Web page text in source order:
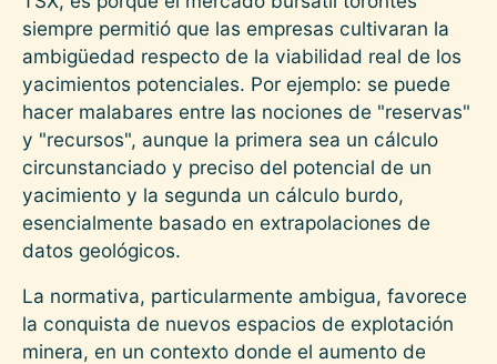
siempre permitió que las empresas cultivaran la
ambigüedad respecto de la viabilidad real de los
yacimientos potenciales. Por ejemplo: se puede
hacer malabares entre las nociones de "reservas"
y "recursos", aunque la primera sea un cálculo
circunstanciado y preciso del potencial de un
yacimiento y la segunda un cálculo burdo,
esencialmente basado en extrapolaciones de
datos geológicos.
La normativa, particularmente ambigua, favorece
la conquista de nuevos espacios de explotación
minera, en un contexto donde el aumento de